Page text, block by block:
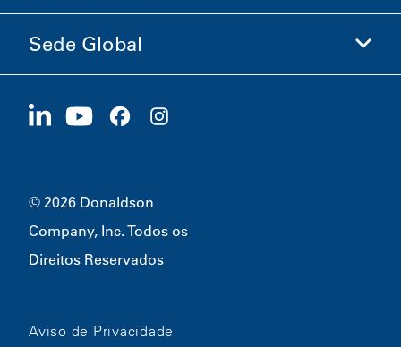
Ética e Conformidade
Carreiras
Investidores
Fornecedores
Sustentabilidade
Sede Global
1400 W 94th Street
© 2026 Donaldson
Company, Inc. Todos os
Direitos Reservados
Aviso de Privacidade